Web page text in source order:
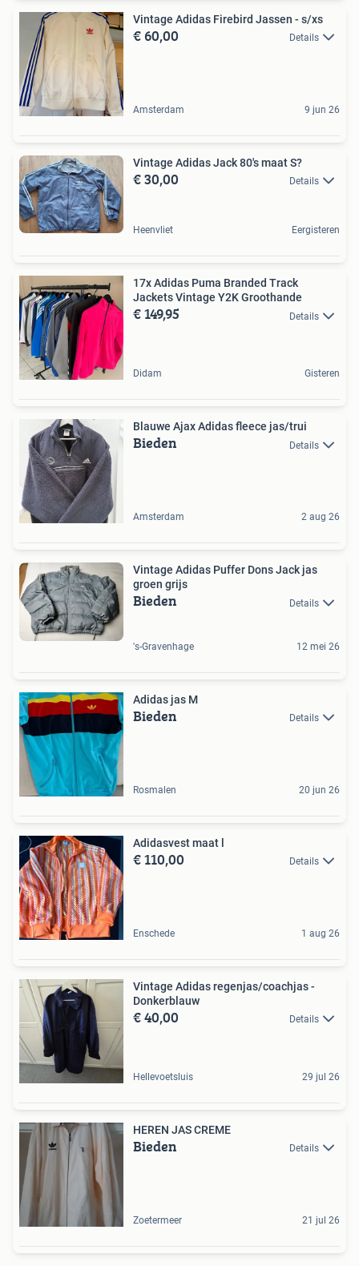
Vintage Adidas Firebird Jassen - s/xs
€ 60,00 Details
Amsterdam 9 jun 26
Vintage Adidas Jack 80's maat S?
€ 30,00 Details
Heenvliet Eergisteren
17x Adidas Puma Branded Track
Jackets Vintage Y2K Groothande
€ 149,95 Details
Didam Gisteren
Blauwe Ajax Adidas fleece jas/trui
Bieden Details
Amsterdam 2 aug 26
Vintage Adidas Puffer Dons Jack jas
groen grijs
Bieden Details
's-Gravenhage 12 mei 26
Adidas jas M
Bieden Details
Rosmalen 20 jun 26
Adidasvest maat l
€ 110,00 Details
Enschede 1 aug 26
Vintage Adidas regenjas/coachjas -
Donkerblauw
€ 40,00 Details
Hellevoetsluis 29 jul 26
HEREN JAS CREME
Bieden Details
Zoetermeer 21 jul 26